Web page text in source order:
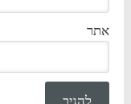
אתר